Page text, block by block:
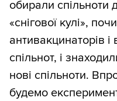
обирали спільноти
«снігової кулі»,
антивакцинаторів
спільнот, і
нові спільноти.
будемо